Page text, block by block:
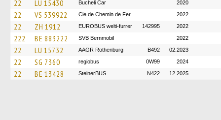
22 LU 15430 Bucheli Car 2020
22 VS 539922 Cie de Chemin de Fer 2022
22 ZH 1912 EUROBUS welti-furrer 142995 2022
222 BE 883222 SVB Bernmobil 2022
22 LU 15732 AAGR Rothenburg B492 02.2023
22 SG 7360 regiobus 0W99 2024
22 BE 13428 SteinerBUS N422 12.2025